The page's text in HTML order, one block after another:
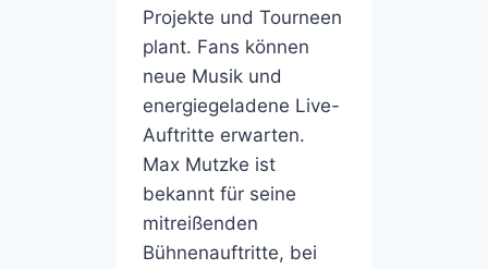
Projekte und Tourneen
plant. Fans können
neue Musik und
energiegeladene Live-
Auftritte erwarten.
Max Mutzke ist
bekannt für seine
mitreißenden
Bühnenauftritte, bei